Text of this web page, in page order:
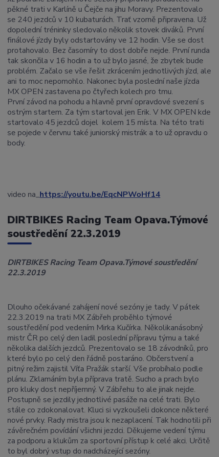
pěkné trati v Karlíně u Čejče na jihu Moravy. Prezentovalo
se 240 jezdců v 10 kubaturách. Trať vzorně připravena. Už
dopolední tréninky sledovalo několik stovek diváků. První
finálové jízdy byly odstartovány ve 12 hodin. Vše se dost
protahovalo. Bez časomíry to dost dobře nejde. První runda
tak skončila v 16 hodin a to už bylo jasné, že zbytek bude
problém. Začalo se vše řešit zkrácením jednotlivých jízd, ale
ani to moc nepomohlo. Nakonec byla poslední naše jízda
MX OPEN zastavena po čtyřech kolech pro tmu.
První závod na pohodu a hlavně první opravdové svezení s
ostrým startem. Za tým startoval jen Erik. V MX OPEN kde
startovalo 45 jezdců dojel kolem 15 místa. Na této trati
se pojede v červnu také juniorský mistrák a to už opravdu o
body.
video na_https://youtu.be/EqcNPWoHf14
DIRTBIKES Racing Team Opava.Týmové
soustředění 22.3.2019
DIRTBIKESRacing Team Opava.Týmové soustředění
22.3.2019
Dlouho očekávané zahájení nové sezóny je tady. V pátek
22.3.2019 na trati MX Zábřeh proběhlo týmové
soustředění pod vedením Mirka Kučírka. Několikanásobný
mistr ČR po celý den ladil poslední přípravu týmu a také
několika dalších jezdců. Prezentovalo se 18 závodníků, pro
které bylo po celý den řádně postaráno. Občerstvení a
pitný režim zajistil Víťa Pražák starší. Vše probíhalo podle
plánu. Zklamáním byla příprava tratě. Sucho a prach bylo
pro kluky dost nepříjemný. V Zábřehu to ale jinak nejde.
Postupně se jezdily jednotlivé pasáže na celé trati. Bylo
stále co zdokonalovat. Kluci si vyzkoušeli dokonce některé
nové prvky. Rady mistra jsou k nezaplacení. Tak hodnotili při
závěrečném povídání všichni jezdci. Děkujeme vedení týmu
za podporu a klukům za sportovní přístup k celé akci. Určitě
to byl dobrý vstup do nadcházející sezóny.